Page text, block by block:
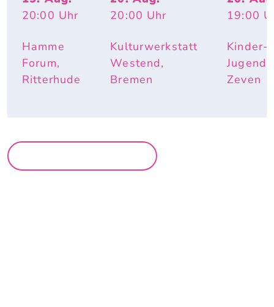
BUNDESJ
UGENDS
20:00 Uhr
Hamme
Forum,
Ritterhude
STRITTMATT
ER
20:00 Uhr
Kulturwerkstatt
Westend,
Bremen
MIRIAM
DOCH
SCHÖN
HIER
19:00
Kinder-
Zeven